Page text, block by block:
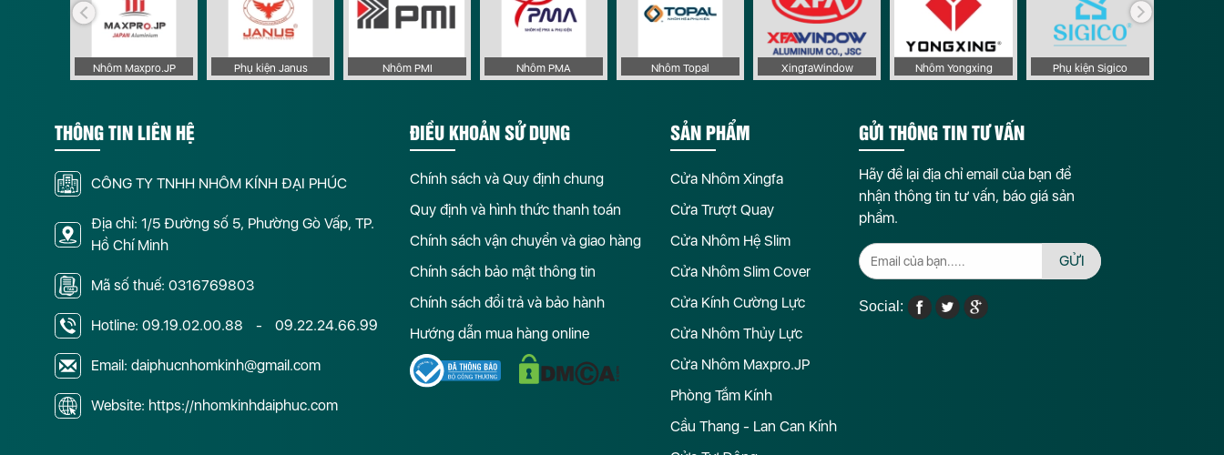
Nhôm Maxpro.JP Phụ kiện Janus Nhôm PMI Nhôm PMA Nhôm Topal XingfaWindow Nhôm Yongxing Phụ kiện Sigico
THÔNG TIN LIÊN HỆ
CÔNG TY TNHH NHÔM KÍNH ĐẠI PHÚC
Địa chỉ: 1/5 Đường số 5, Phường Gò Vấp, TP.
Hồ Chí Minh
Mã số thuế: 0316769803
Hotline: 09.19.02.00.88 - 09.22.24.66.99
Email: daiphucnhomkinh@gmail.com
Website: https://nhomkinhdaiphuc.com
ĐIỀU KHOẢN SỬ DỤNG
Chính sách và Quy định chung
Quy định và hình thức thanh toán
Chính sách vận chuyển và giao hàng
Chính sách bảo mật thông tin
Chính sách đổi trả và bảo hành
Hướng dẫn mua hàng online
SẢN PHẨM
Cửa Nhôm Xingfa
Cửa Trượt Quay
Cửa Nhôm Hệ Slim
Cửa Nhôm Slim Cover
Cửa Kính Cường Lực
Cửa Nhôm Thủy Lực
Cửa Nhôm Maxpro.JP
Phòng Tắm Kính
Cầu Thang - Lan Can Kính
GỬI THÔNG TIN TƯ VẤN
Hãy để lại địa chỉ email của bạn để
nhận thông tin tư vấn, báo giá sản
phẩm.
GỬI
Social: